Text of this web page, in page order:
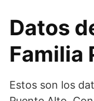
Datos
Familia
Estos son los